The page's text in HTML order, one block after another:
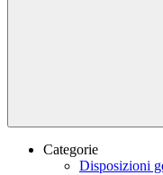
Categorie
Disposizioni